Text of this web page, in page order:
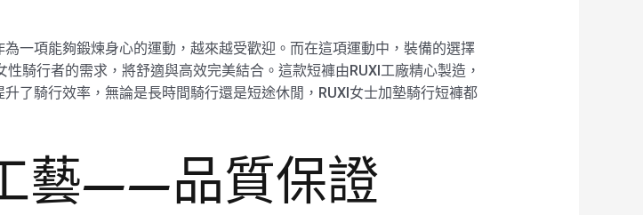
一項能夠鍛煉身心的運動，越來越受歡迎。而在這項運動中，裝備的選擇
騎行者的需求，將舒適與高效完美結合。這款短褲由RUXI工廠精心製造，
了騎行效率，無論是長時間騎行還是短途休閒，RUXI女士加墊騎行短褲都
藝——品質保證